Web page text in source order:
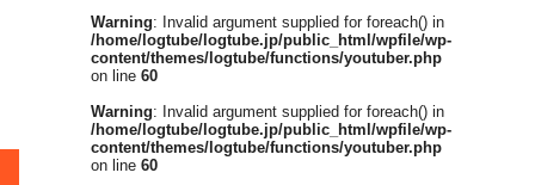
Warning: Invalid argument supplied for foreach() in
/home/logtube/logtube.jp/public_html/wpfile/wp-
content/themes/logtube/functions/youtuber.php
on line 60
Warning: Invalid argument supplied for foreach() in
/home/logtube/logtube.jp/public_html/wpfile/wp-
content/themes/logtube/functions/youtuber.php
on line 60